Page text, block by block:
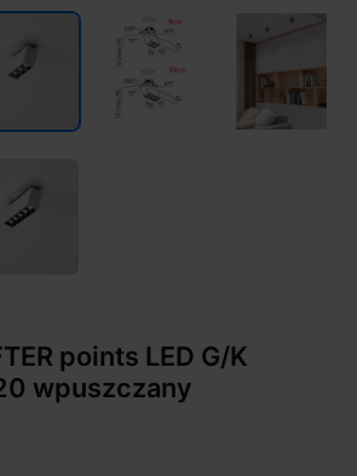
points LED G/K
wpuszczany